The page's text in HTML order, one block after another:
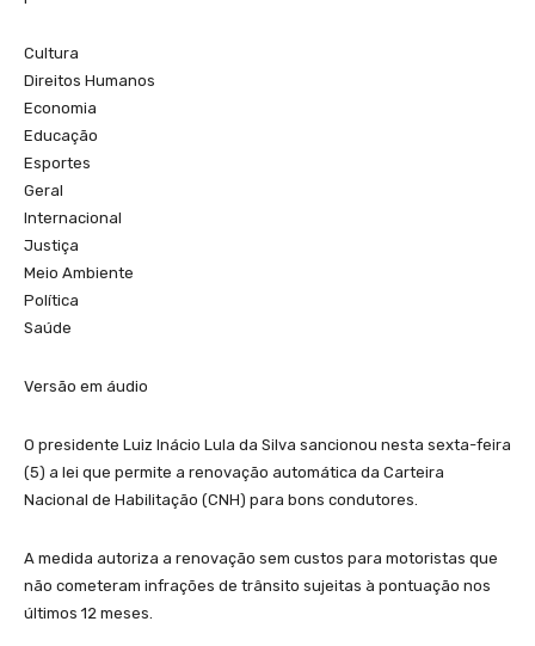
Cultura
Direitos Humanos
Economia
Educação
Esportes
Geral
Internacional
Justiça
Meio Ambiente
Política
Saúde
Versão em áudio
O presidente Luiz Inácio Lula da Silva sancionou nesta sexta-feira
(5) a lei que permite a renovação automática da Carteira
Nacional de Habilitação (CNH) para bons condutores.
A medida autoriza a renovação sem custos para motoristas que
não cometeram infrações de trânsito sujeitas à pontuação nos
últimos 12 meses.